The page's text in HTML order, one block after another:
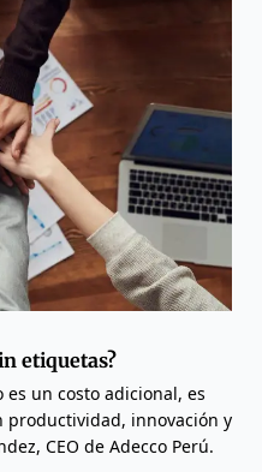
etiquetas?
un costo adicional, es
productividad, innovación y
CEO de Adecco Perú.